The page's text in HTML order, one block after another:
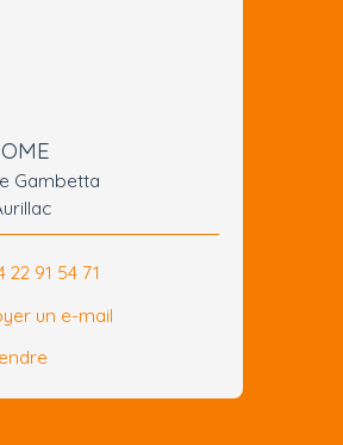
Gambetta
22 91 54 71
un e-mail